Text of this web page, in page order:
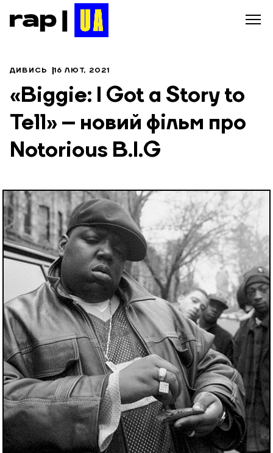
ДИВИСЬ 16 ЛЮТ, 2021
«Biggie: I Got a Story to
Tell» – новий фільм про
Notorious B.I.G